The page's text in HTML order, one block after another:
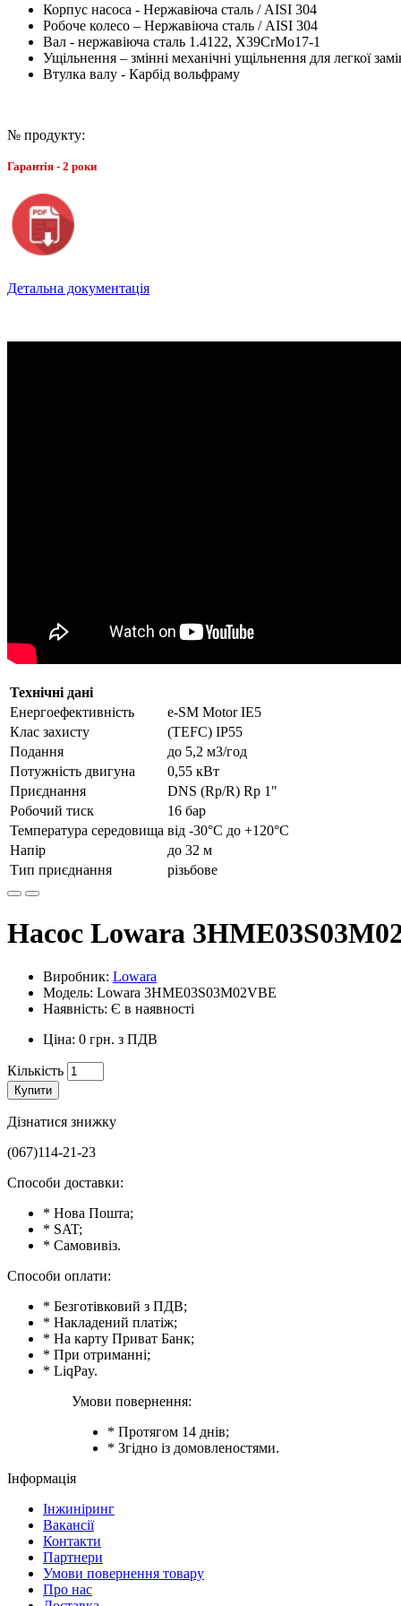
Корпус насоса - Нержавіюча сталь / AISI 304
Робоче колесо – Нержавіюча сталь / AISI 304
Вал - нержавіюча сталь 1.4122, X39CrMo17-1
Ущільнення – змінні механічні ущільнення для легкої
Втулка валу - Карбід вольфраму
№ продукту:
Гарантія - 2 роки
Детальна документація
Технічні дані
Енергоефективність
e-SM Motor IE5
Клас захисту
(TEFC) IP55
Подання
до 5,2 м3/год
Потужність двигуна
0,55 кВт
Приєднання
DNS (Rp/R) Rp 1"
Робочий тиск
16 бар
Температура середовища від -30°С до +120°С
Напір
до 32 м
Тип приєднання
різьбове
Насос Lowara
Виробник: Lowara
Модель: Lowara 3HME03S03M02VBE
Наявність: Є в наявності
Ціна: 0 грн. з ПДВ
Кількість
Купити
Дізнатися знижку
(067)114-21-23
Способи доставки:
* Нова Пошта;
* SAT;
* Самовивіз.
Способи оплати:
* Безготівковий з ПДВ;
* Накладений платіж;
* На карту Приват Банк;
* При отриманні;
* LiqPay.
Умови повернення:
* Протягом 14 днів;
* Згідно із домовленостями.
Інформація
Інжиніринг
Вакансії
Контакти
Партнери
Умови повернення товару
Про нас